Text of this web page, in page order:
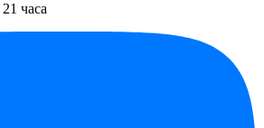
часа